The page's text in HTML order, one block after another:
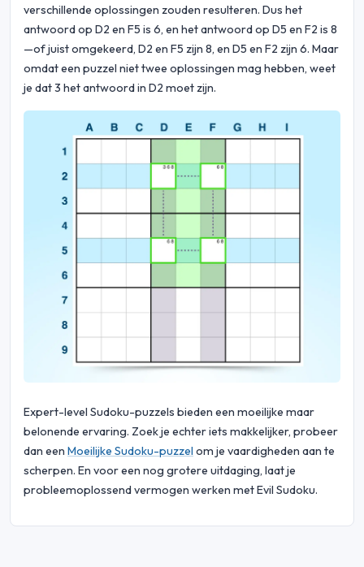
verschillende oplossingen zouden resulteren. Dus het
antwoord op D2 en F5 is 6, en het antwoord op D5 en F2 is 8
—of juist omgekeerd, D2 en F5 zijn 8, en D5 en F2 zijn 6. Maar
omdat een puzzel niet twee oplossingen mag hebben, weet
je dat 3 het antwoord in D2 moet zijn.
Expert-level Sudoku-puzzels bieden een moeilijke maar
belonende ervaring. Zoek je echter iets makkelijker, probeer
dan een Moeilijke Sudoku-puzzel om je vaardigheden aan te
scherpen. En voor een nog grotere uitdaging, laat je
probleemoplossend vermogen werken met Evil Sudoku.